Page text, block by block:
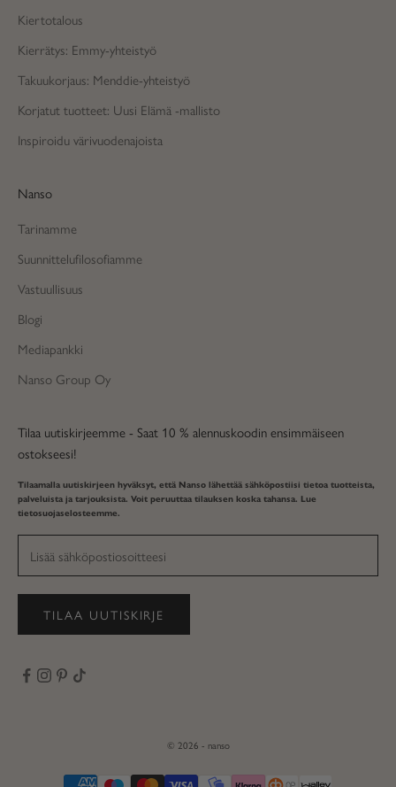
Kiertotalous
Kierrätys: Emmy-yhteistyö
Takuukorjaus: Menddie-yhteistyö
Korjatut tuotteet: Uusi Elämä -mallisto
Inspiroidu värivuodenajoista
Nanso
Tarinamme
Suunnittelufilosofiamme
Vastuullisuus
Blogi
Mediapankki
Nanso Group Oy
Tilaa uutiskirjeemme - Saat 10 % alennuskoodin ensimmäiseen
ostokseesi!
Tilaamalla uutiskirjeen hyväksyt, että Nanso lähettää sähköpostiisi tietoa tuotteista,
palveluista ja tarjouksista. Voit peruuttaa tilauksen koska tahansa. Lue
tietosuojaselosteemme.
TILAA UUTISKIRJE
© 2026 - nanso